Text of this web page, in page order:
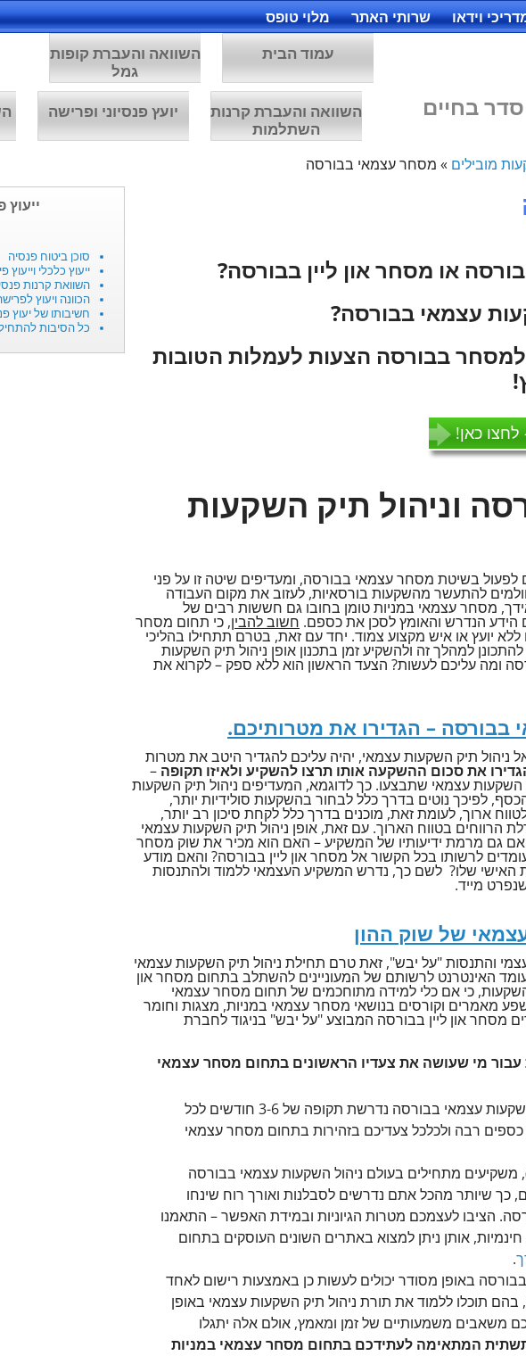
מלוי טופס שרותי האתר וידאו
בחיים
עמוד הבית
השוואה והעברת קופות
גמל
השוואה והעברת קרנות
השתלמות
יועץ פנסיוני ופרישה
מובילים » מסחר עצמאי בבורסה
או מסחר און ליין בבורסה?
עצמאי בבורסה?
בבורסה הצעות לעמלות הטובות
לחצו כאן!
וניהול תיק השקעות
לפעול בשיטת מסחר עצמאי בבורסה, ומעדיפים שיטה זו על פני
להתעשר מהשקעות בורסאיות, לעזוב את מקום העבודה
מסחר עצמאי במניות טומן בחובו גם חששות רבים של
הידע הנדרש והאומץ לסכן את כספם. חשוב להבין, כי תחום מסחר
יועץ או איש מקצוע צמוד. יחד עם זאת, בטרם תתחילו בהליכי
למהלך זה ולהשקיע זמן בתכנון אופן ניהול תיק השקעות
ומה עליכם לעשות? הצעד הראשון הוא ללא ספק – לקרוא את
– הגדירו את מטרותיכם.
תיק השקעות עצמאי, יהיה עליכם להגדיר היטב את מטרות
את סכום ההשקעה אותו תרצו להשקיע ולאיזו תקופה –
השקעות עצמאי שתבצעו. כך לדוגמא, המעדיפים ניהול תיק השקעות
לפיכך נוטים בדרך כלל לבחור בהשקעות סולידיות יותר,
ארוך, לעומת זאת, מוכנים בדרך כלל לקחת סיכון רב יותר,
הרווחים בטווח הארוך. עם זאת, אופן ניהול תיק השקעות עצמאי
גם מרמת ידיעותיו של המשקיע – האם הוא מכיר את שוק מסחר
לרשותו בכל הקשור אל מסחר און ליין בבורסה? והאם מודע
האישי שלו? לשם כך, נדרש המשקיע העצמאי ללמוד ולהתנסות
מייד.
של שוק ההון
והתנסות "על יבש", זאת טרם תחילת ניהול תיק השקעות עצמאי
האינטרנט לרשותם של המעוניינים להשתלב בתחום מסחר און
כי אם כלי למידה מתוחכמים של תחום מסחר עצמאי
מאמרים וקורסים בנושאי מסחר עצמאי במניות, מצגות וחומר
מסחר און ליין בבורסה המבוצע "על יבש" בניגוד לחברת
עבור מי שעושה את צעדיו הראשונים בתחום מסחר עצמאי
על מנת להפוך לבעל ידע בתחום ניהול השקעות עצמאי בבורסה נדרשת תקופה של 3-6 חודשים לכל
רבה ולכלכל צעדיכם בזהירות בתחום מסחר עצמאי
מתחילים בעולם ניהול השקעות עצמאי בבורסה
כך שיותר מהכל אתם נדרשים לסבלנות ואורך רוח שינחו
הציבו לעצמכם מטרות הגיוניות ובמידת האפשר – התאמנו
קודם כל "על יבש" בעזרת תוכנות demo חינמיות, אותן ניתן למצוא באתרים השונים העוסקים בתחום
.
בבורסה באופן מסודר יכולים לעשות כן באמצעות רישום לאחד
תוכלו ללמוד את תורת ניהול תיק השקעות עצמאי באופן
משאבים משמעותיים של זמן ומאמץ, אולם אלה יתגלו
המתאימה לעתידכם בתחום מסחר עצמאי במניות
ייעוץ
סוכן ביטוח פנסיה
ייעוץ כלכלי וייעוץ
השוואת קרנות
הכוונה ויעוץ
חשיבותו של יעוץ
כל הסיבות